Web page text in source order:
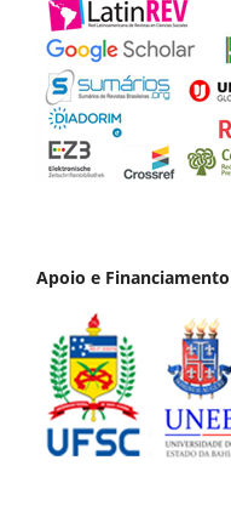
Apoio e Financiamento